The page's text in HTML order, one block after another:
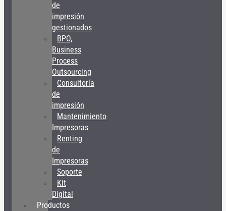
de
impresión
gestionados
BPO,
Business
Process
Outsourcing
Consultoría
de
impresión
Mantenimiento
Impresoras
Renting
de
Impresoras
Soporte
Kit
Digital
Productos